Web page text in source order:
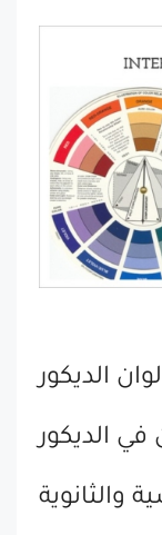
الديكور
في الديكور
والثانوية